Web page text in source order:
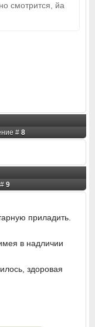
смотрится, йа
# 8
9
приладить.
в надличии
здоровая